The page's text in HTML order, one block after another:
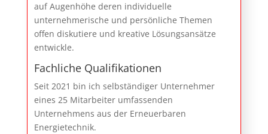
auf Augenhöhe deren individuelle
unternehmerische und persönliche Themen
offen diskutiere und kreative Lösungsansätze
entwickle.
Fachliche Qualifikationen
Seit 2021 bin ich selbständiger Unternehmer
eines 25 Mitarbeiter umfassenden
Unternehmens aus der Erneuerbaren
Energietechnik.